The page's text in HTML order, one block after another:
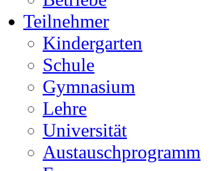
Teilnehmer
Kindergarten
Schule
Gymnasium
Lehre
Universität
Austauschprogramm